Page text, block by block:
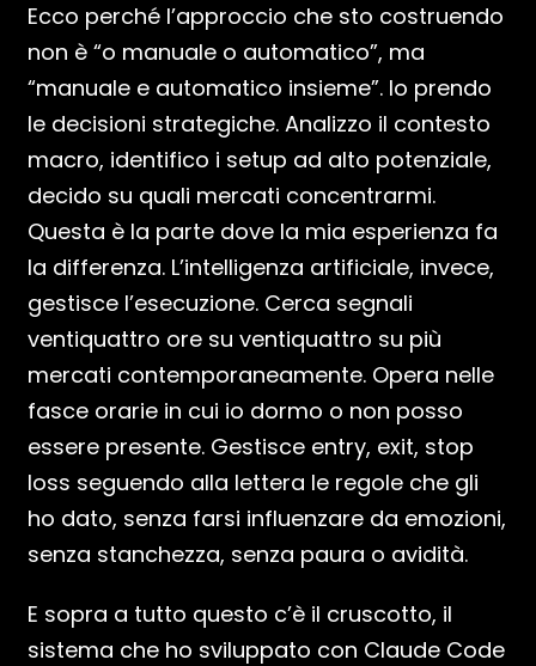
Ecco perché l’approccio che sto costruendo
non è “o manuale o automatico”, ma
“manuale e automatico insieme”. Io prendo
le decisioni strategiche. Analizzo il contesto
macro, identifico i setup ad alto potenziale,
decido su quali mercati concentrarmi.
Questa è la parte dove la mia esperienza fa
la differenza. L’intelligenza artificiale, invece,
gestisce l’esecuzione. Cerca segnali
ventiquattro ore su ventiquattro su più
mercati contemporaneamente. Opera nelle
fasce orarie in cui io dormo o non posso
essere presente. Gestisce entry, exit, stop
loss seguendo alla lettera le regole che gli
ho dato, senza farsi influenzare da emozioni,
senza stanchezza, senza paura o avidità.
E sopra a tutto questo c’è il cruscotto, il
sistema che ho sviluppato con Claude Code